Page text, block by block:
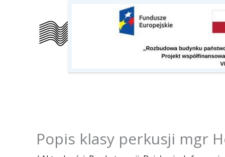
Szkoła O nas
Popis klasy perkusji mgr